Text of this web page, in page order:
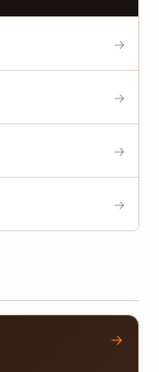
→
→
→
→
→